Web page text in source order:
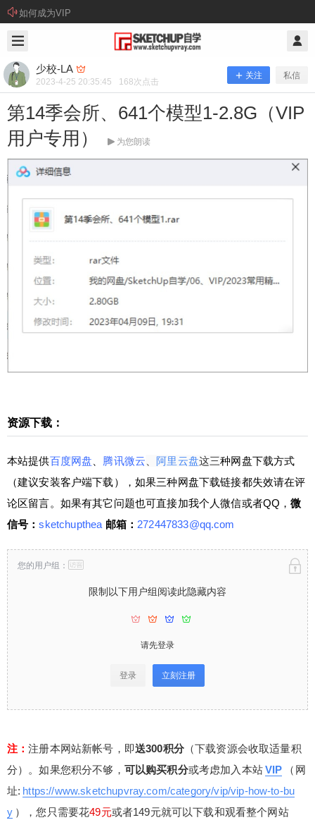
如何成为VIP
少校-LA
2023-4-25 20:35:45 168次点击
关注 私信
第14季会所、641个模型1-2.8G（VIP
用户专用）
为您朗读
资源下载：
本站提供百度网盘 腾讯微云 阿里云盘这三种网盘下载方式
（建议安装客户端下载），如果三种网盘下载链接都失效请在评
论区留言。如果有其它问题也可直接加我个人微信或者QQ，微
信号：sketchupthea 邮箱： 272447833@qq.com
限制以下用户组阅读此隐藏内容
请先登录
登录 立刻注册
您的用户组：
注：注册本网站新帐号，即送300积分（下载资源会收取适量积
分）。如果您积分不够， 可以购买积分或考虑加入本站VIP
（网
址: https://www.sketchupvray.com/category/vip/vip-how-to-bu
y ），您只需要花49元或者149元就可以下载和观看整个网站
少校-LA @ SketchUp自学
用户专用）
资源下载： 本站提供百度网盘、腾讯微云、阿里云
盘这三种网盘下载方式（建议安装客户端下载），
号：sketchupthea 邮箱：272447833@qq.com 限
积分（下载资源会收取适量积分）。如果您积分不
s://www.sketchupvray.com/category/vip/vip-how-to-
buy），您只需要花49元或者149元就可以下载和观
看整个网站了，一劳永逸！如果您想直接晋级为Sk
etchUp高手，欢迎您观看少校的SketchUp课程^_^
扫描二维码继续阅读